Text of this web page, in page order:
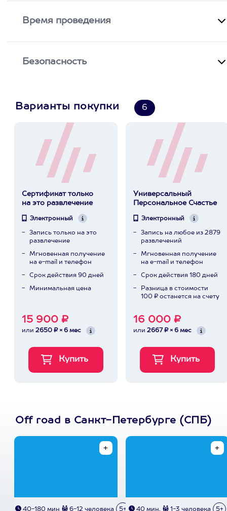
Время проведения
Безопасность
Варианты покупки 6
Сертификат только
на это развлечение
Электронный
Запись только на это
развлечение
Мгновенная получение
на e-mail и телефон
Срок действия 90 дней
Минимальная цена
15 900 ₽
или 2650 ₽ × 6 мес
Универсальный
Персональное Счастье
Электронный
Запись на любое из 2879
развлечений
Мгновенная получение
на e-mail и телефон
Срок действия 180 дней
Разница в стоимости
100 ₽ останется на счету
16 000 ₽
или 2667 ₽ × 6 мес
Off road в Санкт-Петербурге (СПБ)
40-180 мин 6-12 человека 5+ 40 мин. 1-3 человека 5+